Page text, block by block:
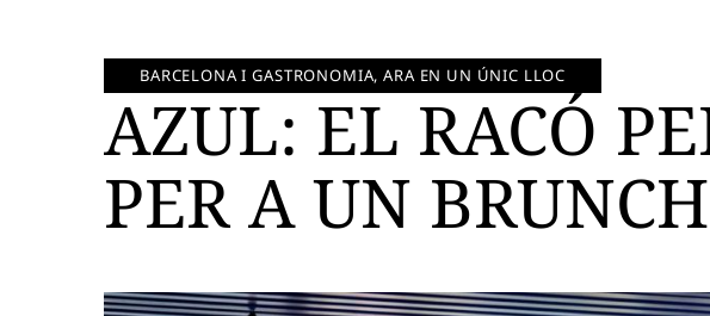
BARCELONA I GASTRONOMIA, ARA EN UN ÚNIC LLOC
AZUL: EL RACÓ
PER A UN